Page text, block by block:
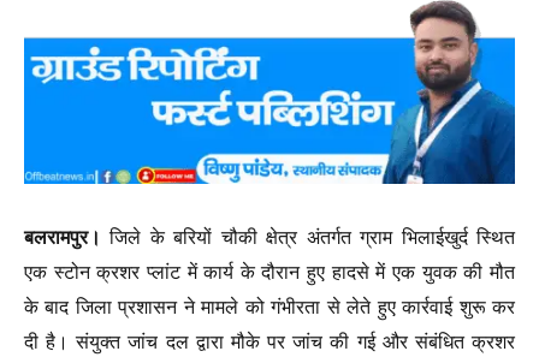
बलरामपुर। जिले के बरियों चौकी क्षेत्र अंतर्गत ग्राम भिलाईखुर्द स्थित
एक स्टोन क्रशर प्लांट में कार्य के दौरान हुए हादसे में एक युवक की मौत
के बाद जिला प्रशासन ने मामले को गंभीरता से लेते हुए कार्रवाई शुरू कर
दी है। संयुक्त जांच दल द्वारा मौके पर जांच की गई और संबंधित क्रशर